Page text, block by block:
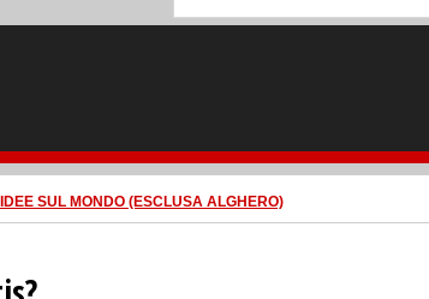
IDEE SUL MONDO (ESCLUSA ALGHERO)